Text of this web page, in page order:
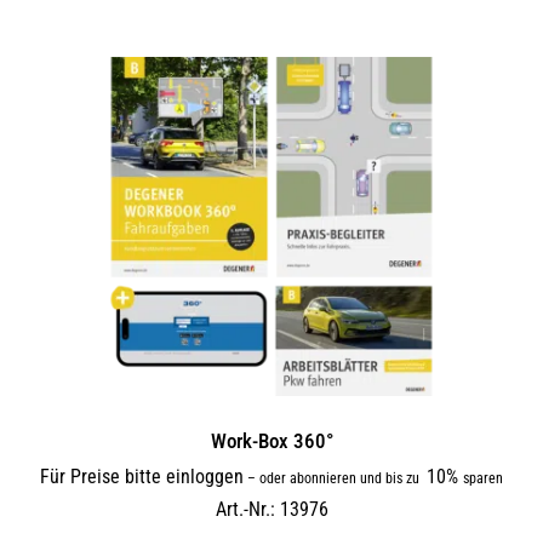
Work-Box 360°
Für Preise bitte einloggen – oder abonnieren und bis zu 10% sparen
Art.-Nr.: 13976